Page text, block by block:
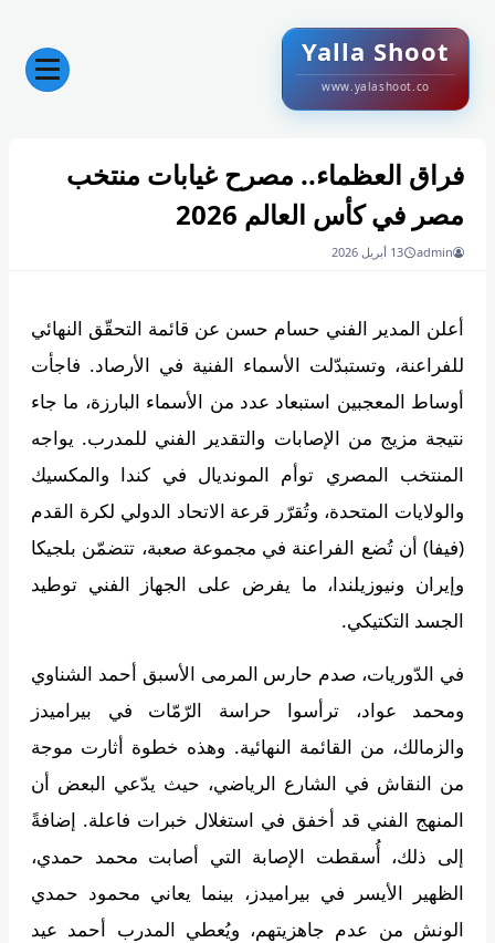
Yalla Shoot
www.yalashoot.co
فراق العظماء.. مصرح غيابات منتخب
مصر في كأس العالم 2026
admin 13 أبريل 2026
أعلن المدير الفني حسام حسن عن قائمة التحقّق النهائي
للفراعنة، وتستبدّلت الأسماء الفنية في الأرصاد. فاجأت
أوساط المعجبين استبعاد عدد من الأسماء البارزة، ما جاء
نتيجة مزيج من الإصابات والتقدير الفني للمدرب. يواجه
المنتخب المصري توأم المونديال في كندا والمكسيك
والولايات المتحدة، وتُقرّر قرعة الاتحاد الدولي لكرة القدم
(فيفا) أن تُضع الفراعنة في مجموعة صعبة، تتضمّن بلجيكا
وإيران ونيوزيلندا، ما يفرض على الجهاز الفني توطيد
الجسد التكتيكي.
في الدّوريات، صدم حارس المرمى الأسبق أحمد الشناوي
ومحمد عواد، ترأسوا حراسة الرّمّات في بيراميدز
والزمالك، من القائمة النهائية. وهذه خطوة أثارت موجة
من النقاش في الشارع الرياضي، حيث يدّعي البعض أن
المنهج الفني قد أخفق في استغلال خبرات فاعلة. إضافةً
إلى ذلك، أُسقطت الإصابة التي أصابت محمد حمدي،
الظهير الأيسر في بيراميدز، بينما يعاني محمود حمدي
الونش من عدم جاهزيتهم، ويُعطي المدرب أحمد عيد